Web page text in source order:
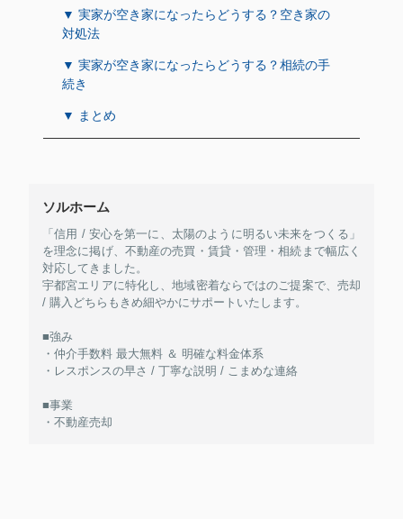
▼ 実家が空き家になったらどうする？空き家の
対処法
▼ 実家が空き家になったらどうする？相続の手
続き
▼ まとめ
ソルホーム
「信用 / 安心を第一に、太陽のように明るい未来をつくる」
を理念に掲げ、不動産の売買・賃貸・管理・相続まで幅広く
対応してきました。
宇都宮エリアに特化し、地域密着ならではのご提案で、売却
/ 購入どちらもきめ細やかにサポートいたします。
■強み
・仲介手数料 最大無料 ＆ 明確な料金体系
・レスポンスの早さ / 丁寧な説明 / こまめな連絡
■事業
・不動産売却